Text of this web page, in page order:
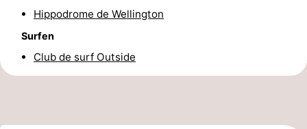
Forum
Route
Hippodrome de Wellington
Surfen
Club de surf Outside